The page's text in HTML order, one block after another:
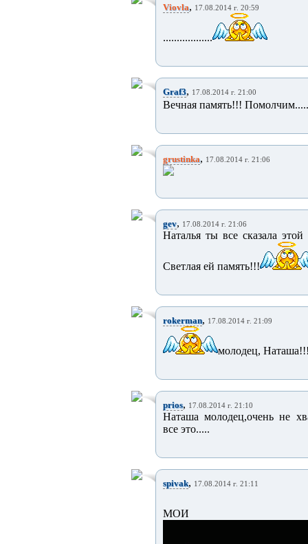
Viovla, 17.08.2014 г. 20:59
..................
Graf3, 17.08.2014 г. 21:00
Вечная память!!!
grustinka, 17.08.2014 г. 21:06
gev, 17.08.2014 г. 21:06
Наталья ты все сказала
Светлая ей память!!!
rokerman, 17.08.2014 г. 21:09
молодец,
prios, 17.08.2014 г. 21:10
Наташа молодец,очень не
все это.....
spivak, 17.08.2014 г. 21:11
МОИ